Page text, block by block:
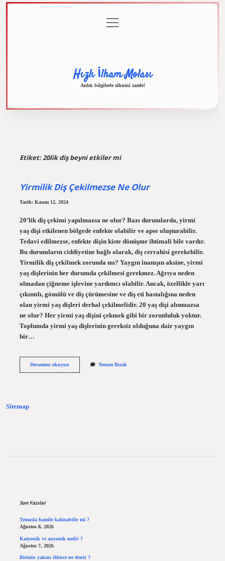
menüyü
aç
Hızlı İlham Molası
Anlık bilgilerle zihnini tazele!
Etiket:20lik diş beyni etkiler mi
Yirmilik Diş Çekilmezse Ne Olur
Tarih: Kasım 12, 2024
20’lik diş çekimi yapılmazsa ne olur? Bazı durumlarda, yirmi
yaş dişi etkilenen bölgede enfekte olabilir ve apse oluşturabilir.
Tedavi edilmezse, enfekte dişin kiste dönüşme ihtimali bile vardır.
Bu durumların ciddiyetine bağlı olarak, diş cerrahisi gerekebilir.
Yirmilik diş çekilmek zorunda mı? Yaygın inanışın aksine, yirmi
yaş dişlerinin her durumda çekilmesi gerekmez. Ağrıya neden
olmadan çiğneme işlevine yardımcı olabilir. Ancak, özellikle yarı
çıkıntılı, gömülü ve diş çürümesine ve diş eti hastalığına neden
olan yirmi yaş dişleri derhal çekilmelidir. 20 yaş dişi alınmazsa
ne olur? Her yirmi yaş dişini çekmek gibi bir zorunluluk yoktur.
Toplumda yirmi yaş dişlerinin gereksiz olduğuna dair yaygın
bir…
Devamını okuyunYirmilik
Yorum Bırak
Sitemap
Son Yazılar
Temasla hamile kalınabilir mi ?
Ağustos 8, 2026
Katyonik ve anyonik nedir ?
Ağustos 7, 2026
Birinin yakını ölünce ne denir ?